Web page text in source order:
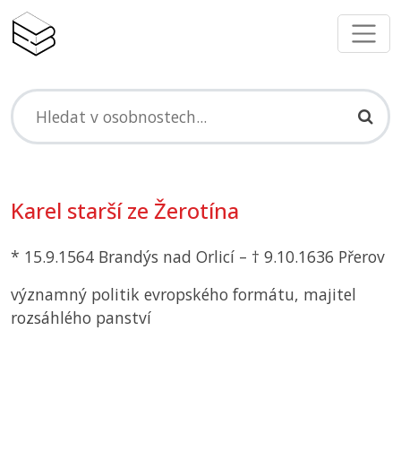
Karel starší ze Žerotína
* 15.9.1564 Brandýs nad Orlicí – † 9.10.1636 Přerov
významný politik evropského formátu, majitel
rozsáhlého panství